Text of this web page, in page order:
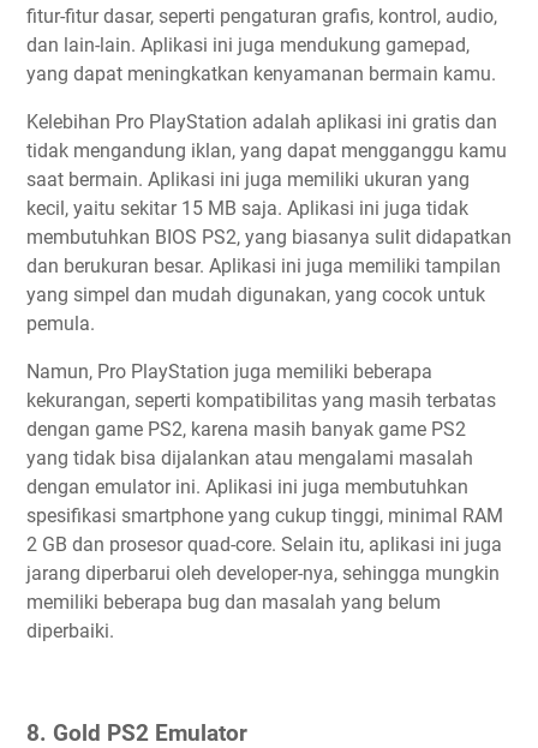
fitur-fitur dasar, seperti pengaturan grafis, kontrol, audio,
dan lain-lain. Aplikasi ini juga mendukung gamepad,
yang dapat meningkatkan kenyamanan bermain kamu.
Kelebihan Pro PlayStation adalah aplikasi ini gratis dan
tidak mengandung iklan, yang dapat mengganggu kamu
saat bermain. Aplikasi ini juga memiliki ukuran yang
kecil, yaitu sekitar 15 MB saja. Aplikasi ini juga tidak
membutuhkan BIOS PS2, yang biasanya sulit didapatkan
dan berukuran besar. Aplikasi ini juga memiliki tampilan
yang simpel dan mudah digunakan, yang cocok untuk
pemula.
Namun, Pro PlayStation juga memiliki beberapa
kekurangan, seperti kompatibilitas yang masih terbatas
dengan game PS2, karena masih banyak game PS2
yang tidak bisa dijalankan atau mengalami masalah
dengan emulator ini. Aplikasi ini juga membutuhkan
spesifikasi smartphone yang cukup tinggi, minimal RAM
2 GB dan prosesor quad-core. Selain itu, aplikasi ini juga
jarang diperbarui oleh developer-nya, sehingga mungkin
memiliki beberapa bug dan masalah yang belum
diperbaiki.
8. Gold PS2 Emulator